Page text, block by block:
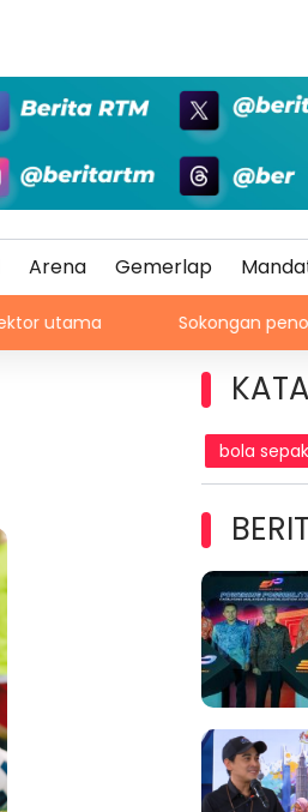
Arena Gemerlap
Sokongan penonton perkukuh
bola sepak